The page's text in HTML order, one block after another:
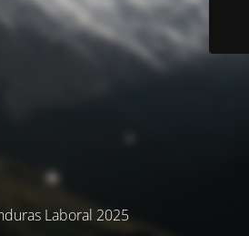
Laboral 2025